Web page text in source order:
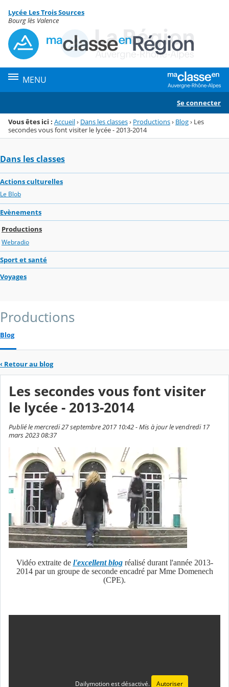
Menu de la rubrique
Contenu
Lycée Les Trois Sources
Bourg lès Valence
MENU
Se connecter
Vous êtes ici : Accueil› Dans les classes› Productions› Blog› Les
secondes vous font visiter le lycée - 2013-2014
Dans les classes
Actions culturelles
Le Blob
Evènements
Productions
Webradio
Sport et santé
Voyages
Productions
Blog
‹ Retour au blog
Les secondes vous font visiter
le lycée - 2013-2014
Publié le mercredi 27 septembre 2017 10:42 - Mis à jour le vendredi 17
mars 2023 08:37
Vidéo extraite de l'excellent blogréalisé durant l'année 2013-
2014 par un groupe de seconde encadré par Mme Domenech
(CPE).
Dailymotion est désactivé. Autoriser